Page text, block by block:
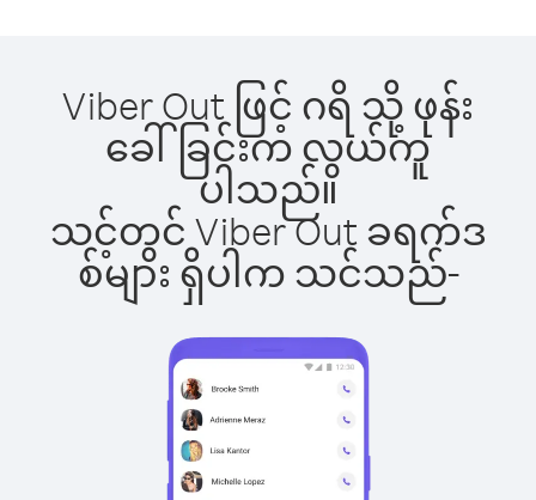
Viber Out ဖြင့် ဂရိ သို့ ဖုန်း
ခေါ်ခြင်းက လွယ်ကူ
ပါသည်။
သင့်တွင် Viber Out ခရက်ဒ
စ်များ ရှိပါက သင်သည်-